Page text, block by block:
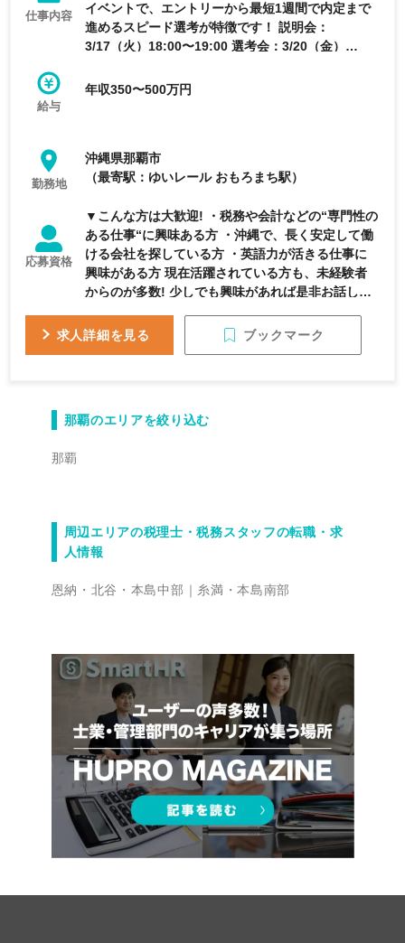
仕事内容
イベントで、エントリーから最短1週間で内定まで
進めるスピード選考が特徴です！ 説明会：
3/17（火）18:00〜19:00 選考会：3/20（金）
テップ：エントリー → 適性検査 → 説明会 → 選考
方は是非エントリーください！
給与
年収350〜500万円
勤務地
沖縄県那覇市
（最寄駅：ゆいレール おもろまち駅）
応募資格
▼こんな方は大歓迎! ・税務や会計などの“専門性の
ある仕事“に興味ある方 ・沖縄で、長く安定して働
ける会社を探している方 ・英語力が活きる仕事に
興味がある方 現在活躍されている方も、未経験者
からのが多数! 少しでも興味があれば是非お話しし
求人詳細を見る
ブックマーク
那覇のエリアを絞り込む
那覇
周辺エリアの税理士・税務スタッフの転職・求
人情報
恩納・北谷・本島中部 糸満・本島南部